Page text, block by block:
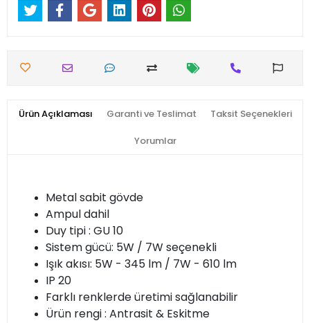
Ürün Açıklaması Garanti ve Teslimat Taksit Seçenekleri
Yorumlar
Metal sabit gövde
Ampul dahil
Duy tipi : GU 10
Sistem gücü: 5W / 7W seçenekli
Işık akısı: 5W - 345 lm / 7W - 610 lm
IP 20
Farklı renklerde üretimi sağlanabilir
Ürün rengi : Antrasit & Eskitme